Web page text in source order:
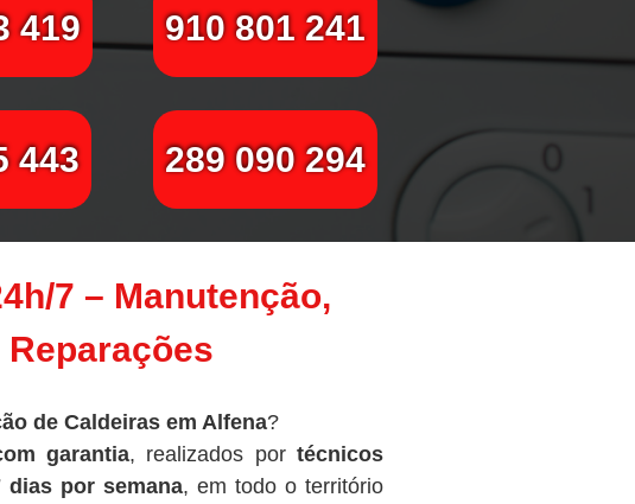
419
443
910 801 241
289 090 294
7 – Manutenção,
de Caldeiras em Alfena?
garantia, realizados portécnicos
por semana, em todo o território